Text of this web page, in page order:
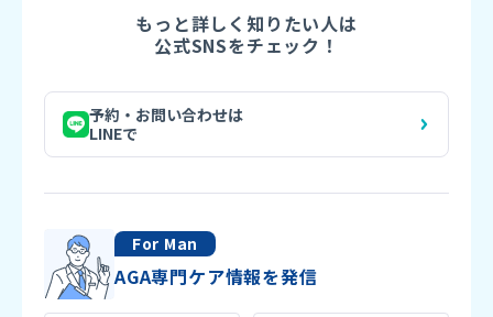
もっと詳しく知りたい人は
公式SNSをチェック！
予約・お問い合わせは
LINEで
For Man
AGA専門ケア情報を発信